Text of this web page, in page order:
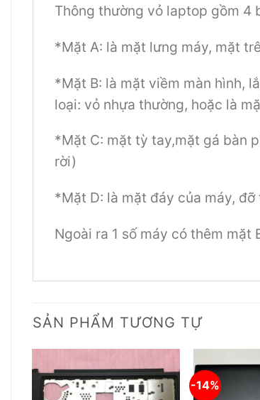
Thông thường vỏ laptop gồm 4
*Mặt A: là mặt lưng máy, mặt
*Mặt B: là mặt viềm màn hình,
loại: vỏ nhựa thường, hoặc là
*Mặt C: mặt tỳ tay,mặt gá bàn
rời)
*Mặt D: là mặt đáy của máy,
Ngoài ra 1 số máy có thêm
SẢN PHẨM TƯƠNG TỰ
-14%